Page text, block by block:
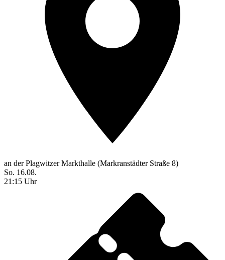
an der Plagwitzer Markthalle (Markranstädter Straße 8)
So. 16.08.
21:15 Uhr